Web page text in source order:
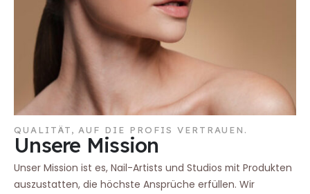
QUALITÄT, AUF DIE PROFIS VERTRAUEN.
Unsere Mission
Unser Mission ist es, Nail-Artists und Studios mit Produkten
auszustatten, die höchste Ansprüche erfüllen. Wir